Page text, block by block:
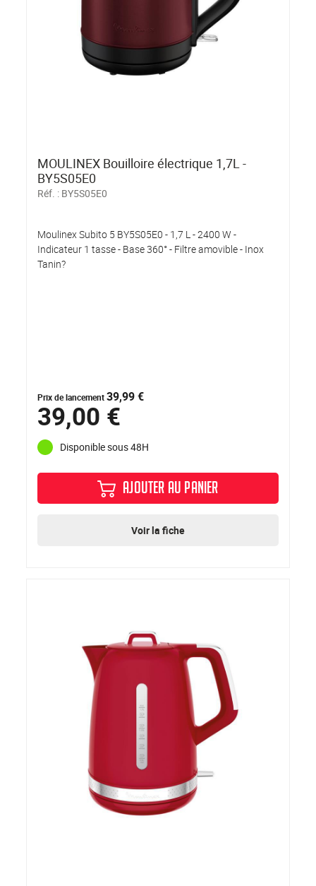
MOULINEX Bouilloire électrique 1,7L -
BY5S05E0
Réf. : BY5S05E0
Moulinex Subito 5 BY5S05E0 - 1,7 L - 2400 W -
Indicateur 1 tasse - Base 360° - Filtre amovible - Inox
Tanin?
Prix de lancement39,99 €
39,00 €
Disponible sous 48H
AJOUTER AU PANIER
Voir la fiche